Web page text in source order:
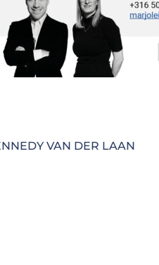
VAN DER LAAN